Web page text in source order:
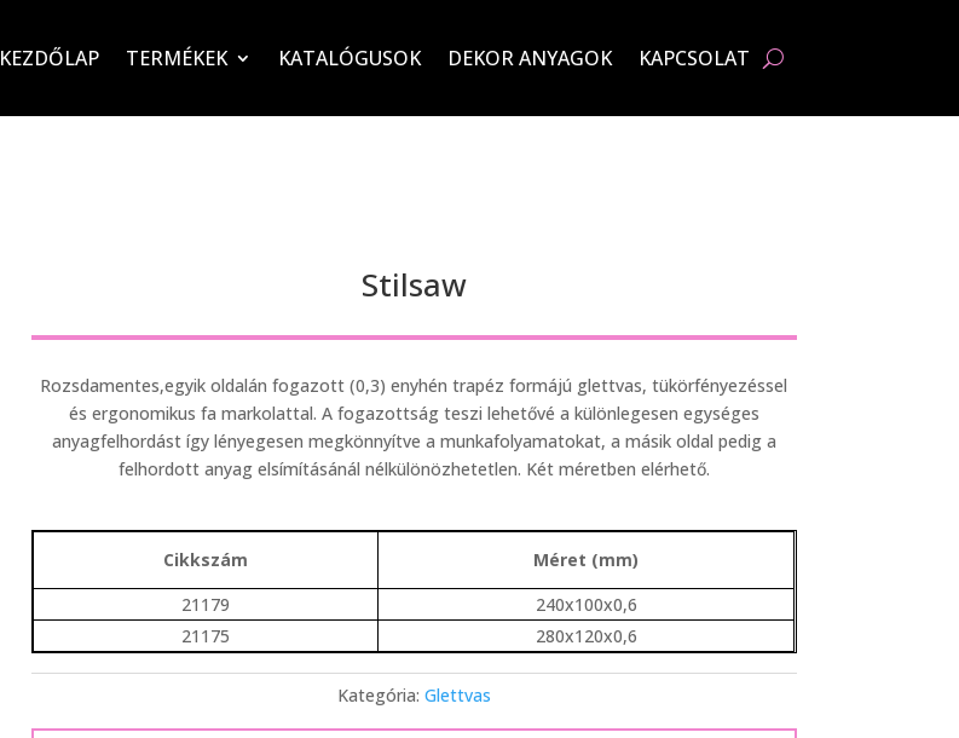
KEZDŐLAP TERMÉKEK KATALÓGUSOK DEKOR ANYAGOK KAPCSOLAT
Stilsaw
Rozsdamentes,egyik oldalán fogazott (0,3) enyhén trapéz formájú glettvas, tükörfényezéssel
és ergonomikus fa markolattal. A fogazottság teszi lehetővé a különlegesen egységes
anyagfelhordást így lényegesen megkönnyítve a munkafolyamatokat, a másik oldal pedig a
felhordott anyag elsímításánál nélkülönözhetetlen. Két méretben elérhető.
Cikkszám
Méret (mm)
21179
240x100x0,6
21175
280x120x0,6
Kategória: Glettvas